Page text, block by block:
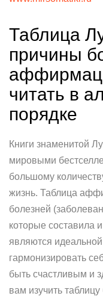
Таблица
причины
читать в
порядке
Книги знаменитой
мировыми
большому
жизнь. Таблица
болезней
которые составила
являются идеальной
гармонизировать
быть счастливым и
вам изучить